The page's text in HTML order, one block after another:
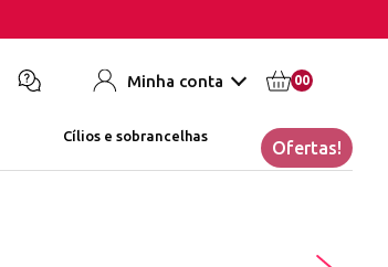
Minha conta 00
Cílios e sobrancelhas
Ofertas!